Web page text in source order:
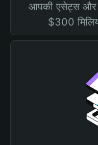
आपकी एसेट्स और
$300